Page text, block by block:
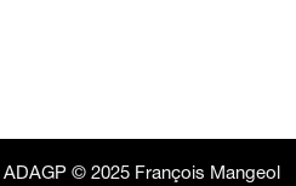
ADAGP © 2025 François Mangeol